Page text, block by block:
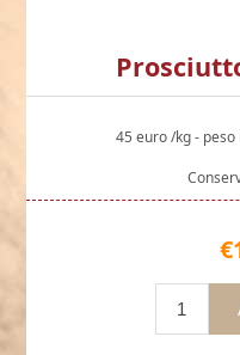
45 euro /kg -